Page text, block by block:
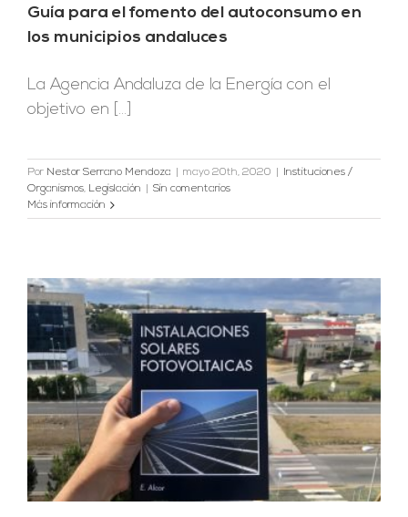
Guía para el fomento del autoconsumo en
los municipios andaluces
La Agencia Andaluza de la Energía con el
objetivo en [...]
Por Nestor Serrano Mendoza mayo 20th, 2020
Instituciones /
Organismos, Legislación
Sin comentarios
Más información